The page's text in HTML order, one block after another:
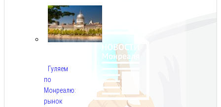
Гуляем
по
Монреалю:
рынок